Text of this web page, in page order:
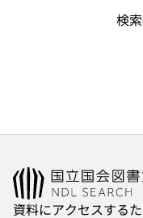
検
資料にアクセスする